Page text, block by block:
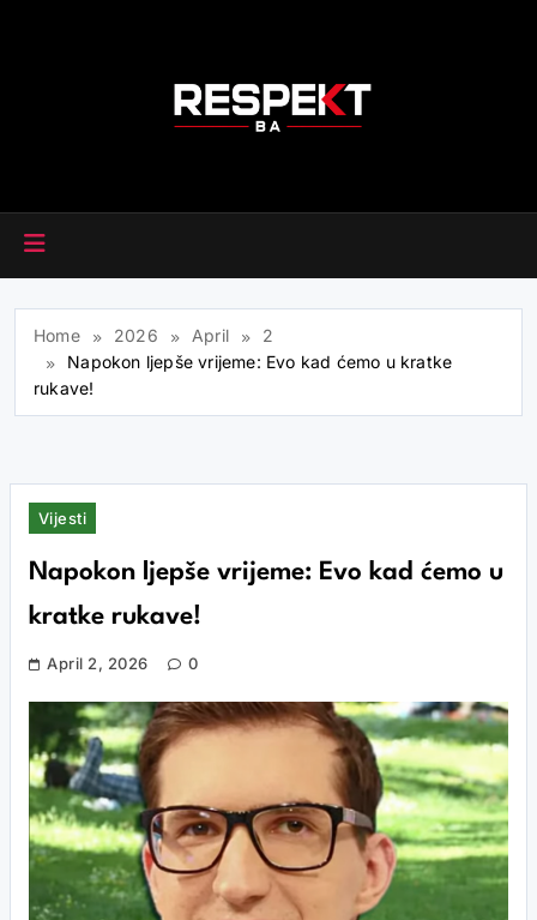
Home 2026 April
2
Napokon ljepše vrijeme: Evo kad ćemo u kratke
rukave!
Vijesti
Napokon ljepše vrijeme: Evo kad ćemo u
kratke rukave!
April 2, 2026 0